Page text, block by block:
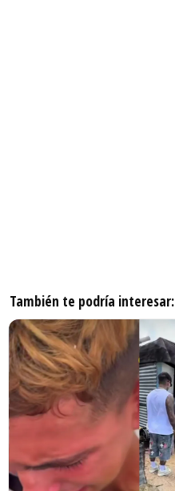
También te podría interesar: